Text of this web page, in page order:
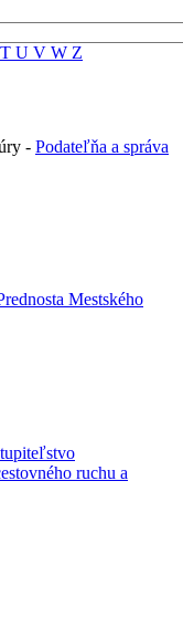
T U V W Z
- Podateľňa a správa
Mestského
ruchu a